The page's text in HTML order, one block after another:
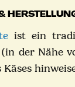
ist ein
der Nähe